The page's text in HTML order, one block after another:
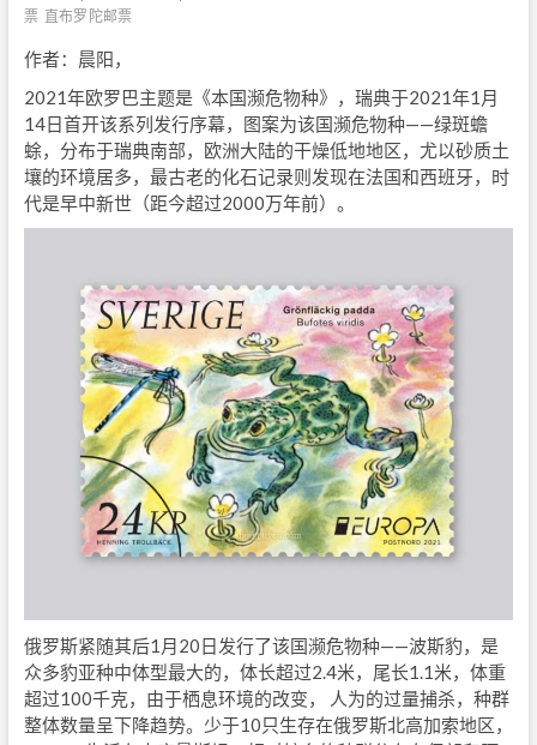
票 直布罗陀邮票
作者：晨阳，
2021年欧罗巴主题是《本国濒危物种》，瑞典于2021年1月
14日首开该系列发行序幕，图案为该国濒危物种——绿斑蟾
蜍，分布于瑞典南部，欧洲大陆的干燥低地地区，尤以砂质土
壤的环境居多，最古老的化石记录则发现在法国和西班牙，时
代是早中新世（距今超过2000万年前）。
俄罗斯紧随其后1月20日发行了该国濒危物种——波斯豹，是
众多豹亚种中体型最大的，体长超过2.4米，尾长1.1米，体重
超过100千克，由于栖息环境的改变， 人为的过量捕杀，种群
整体数量呈下降趋势。少于10只生存在俄罗斯北高加索地区，